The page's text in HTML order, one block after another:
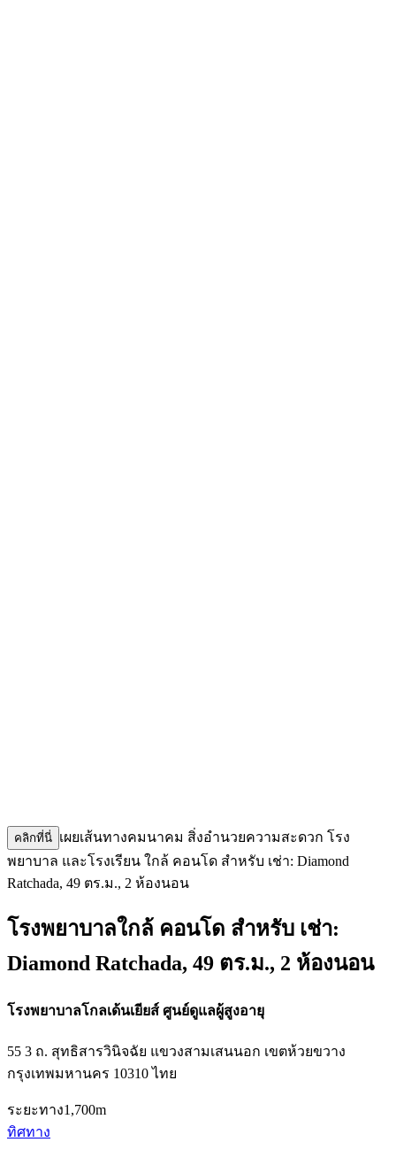
คลิกที่นี่ เผยเส้นทางคมนาคม สิ่งอำนวยความสะดวก โรง
พยาบาล และโรงเรียน ใกล้ คอนโด สำหรับ เช่า: Diamond
Ratchada, 49 ตร.ม., 2 ห้องนอน
โรงพยาบาลใกล้ คอนโด สำหรับ เช่า:
Diamond Ratchada, 49 ตร.ม., 2 ห้องนอน
โรงพยาบาลโกลเด้นเยียส์ ศูนย์ดูแลผู้สูงอายุ
55 3 ถ. สุทธิสารวินิจฉัย แขวงสามเสนนอก เขตห้วยขวาง
กรุงเทพมหานคร 10310 ไทย
ระยะทาง1,700m
ทิศทาง